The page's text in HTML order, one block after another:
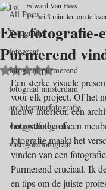
All Posts
Fotografie
fotograaf
fotograaf purmerend
fotograaf amsterdam
architectuurfotografie
vastgoedfotografie
vastrgoedfotograaf
Een fotografie-
Purmerend
Edward Van Hees
19 mei3 minuten om te
Beoordeeld met NaN
Een sterke visuele
voor elk project. Of het
nieuw interieur, een
hoogstandje of een
fotografie maakt het
vinden van een
Purmerend cruciaal. Ik
en tips om de juiste